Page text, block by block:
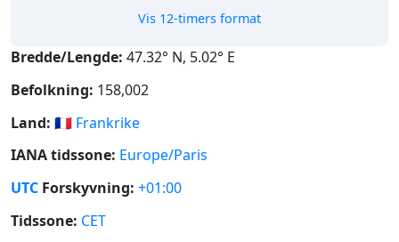
Vis 12-timers format
Bredde/Lengde: 47.32° N, 5.02° E
Befolkning: 158,002
Land: 🇫🇷 Frankrike
IANA tidssone: Europe/Paris
UTC Forskyvning: +01:00
Tidssone: CET